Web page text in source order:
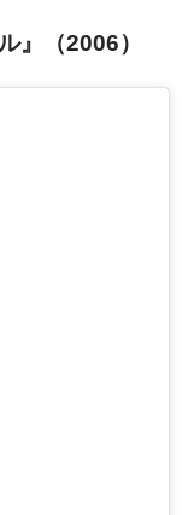
』（2006）